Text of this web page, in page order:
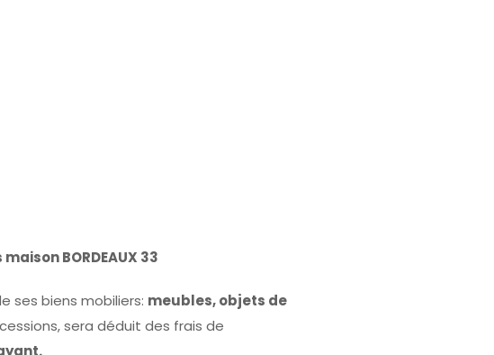
maison BORDEAUX 33
ses biens mobiliers: meubles, objets de
sera déduit des frais de